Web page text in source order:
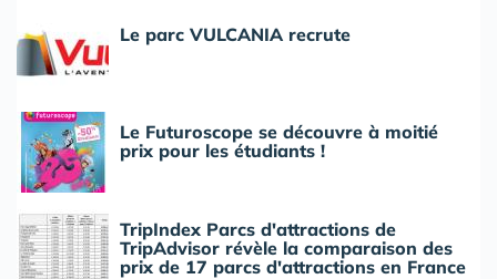
Le parc VULCANIA recrute
Le Futuroscope se découvre à moitié
prix pour les étudiants !
TripIndex Parcs d'attractions de
TripAdvisor révèle la comparaison des
prix de 17 parcs d'attractions en France